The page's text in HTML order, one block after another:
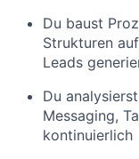
Du baust
Strukturen
Leads
Du
Messaging,
kontinuierlich